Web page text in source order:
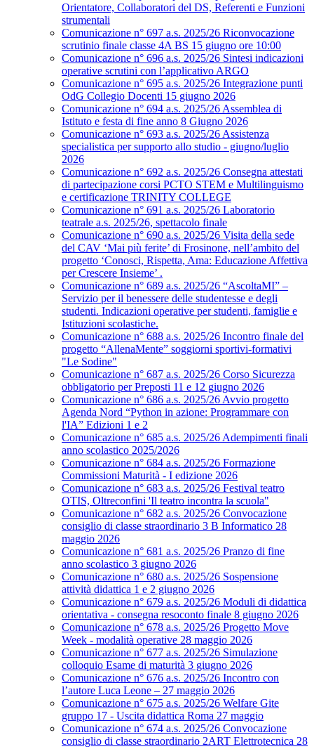
Orientatore, Collaboratori del DS, Referenti e Funzioni
strumentali
Comunicazione n° 697 a.s. 2025/26 Riconvocazione
scrutinio finale classe 4A BS 15 giugno ore 10:00
Comunicazione n° 696 a.s. 2025/26 Sintesi indicazioni
operative scrutini con l’applicativo ARGO
Comunicazione n° 695 a.s. 2025/26 Integrazione punti
OdG Collegio Docenti 15 giugno 2026
Comunicazione n° 694 a.s. 2025/26 Assemblea di
Istituto e festa di fine anno 8 Giugno 2026
Comunicazione n° 693 a.s. 2025/26 Assistenza
specialistica per supporto allo studio - giugno/luglio
2026
Comunicazione n° 692 a.s. 2025/26 Consegna attestati
di partecipazione corsi PCTO STEM e Multilinguismo
e certificazione TRINITY COLLEGE
Comunicazione n° 691 a.s. 2025/26 Laboratorio
teatrale a.s. 2025/26, spettacolo finale
Comunicazione n° 690 a.s. 2025/26 Visita della sede
del CAV ‘Mai più ferite’ di Frosinone, nell’ambito del
progetto ‘Conosci, Rispetta, Ama: Educazione Affettiva
per Crescere Insieme’ .
Comunicazione n° 689 a.s. 2025/26 “AscoltaMI” –
Servizio per il benessere delle studentesse e degli
studenti. Indicazioni operative per studenti, famiglie e
Istituzioni scolastiche.
Comunicazione n° 688 a.s. 2025/26 Incontro finale del
progetto “AllenaMente” soggiorni sportivi‑formativi
"Le Sodine"
Comunicazione n° 687 a.s. 2025/26 Corso Sicurezza
obbligatorio per Preposti 11 e 12 giugno 2026
Comunicazione n° 686 a.s. 2025/26 Avvio progetto
Agenda Nord “Python in azione: Programmare con
l'IA” Edizioni 1 e 2
Comunicazione n° 685 a.s. 2025/26 Adempimenti finali
anno scolastico 2025/2026
Comunicazione n° 684 a.s. 2025/26 Formazione
Commissioni Maturità - I edizione 2026
Comunicazione n° 683 a.s. 2025/26 Festival teatro
OTIS, Oltreconfini 'Il teatro incontra la scuola"
Comunicazione n° 682 a.s. 2025/26 Convocazione
consiglio di classe straordinario 3 B Informatico 28
maggio 2026
Comunicazione n° 681 a.s. 2025/26 Pranzo di fine
anno scolastico 3 giugno 2026
Comunicazione n° 680 a.s. 2025/26 Sospensione
attività didattica 1 e 2 giugno 2026
Comunicazione n° 679 a.s. 2025/26 Moduli di didattica
orientativa - consegna resoconto finale 8 giugno 2026
Comunicazione n° 678 a.s. 2025/26 Progetto Move
Week - modalità operative 28 maggio 2026
Comunicazione n° 677 a.s. 2025/26 Simulazione
colloquio Esame di maturità 3 giugno 2026
Comunicazione n° 676 a.s. 2025/26 Incontro con
l’autore Luca Leone – 27 maggio 2026
Comunicazione n° 675 a.s. 2025/26 Welfare Gite
gruppo 17 - Uscita didattica Roma 27 maggio
Comunicazione n° 674 a.s. 2025/26 Convocazione
consiglio di classe straordinario 2ART Elettrotecnica 28